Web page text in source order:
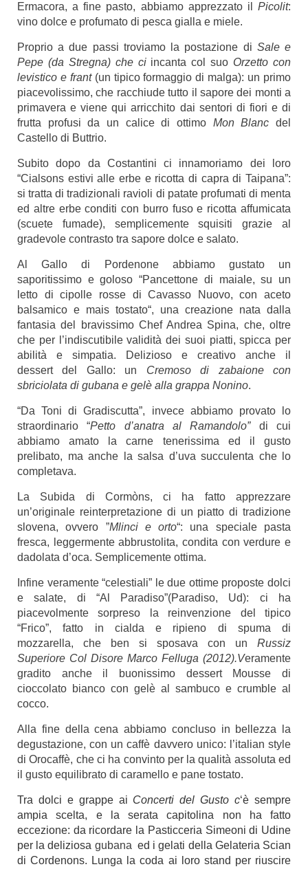
Ermacora, a fine pasto, abbiamo apprezzato il Picolit:
vino dolce e profumato di pesca gialla e miele.
Proprio a due passi troviamo la postazione di Sale e
Pepe (da Stregna) che ciincanta col suo Orzetto con
levistico e frant(un tipico formaggio di malga): un primo
piacevolissimo, che racchiude tutto il sapore dei monti a
primavera e viene qui arricchito dai sentori di fiori e di
frutta profusi da un calice di ottimo Mon Blancdel
Castello di Buttrio.
Subito dopo da Costantini ci innamoriamo dei loro
“Cialsons estivi alle erbe e ricotta di capra di Taipana”:
si tratta di tradizionali ravioli di patate profumati di menta
ed altre erbe conditi con burro fuso e ricotta affumicata
(scuete fumade), semplicemente squisiti grazie al
gradevole contrasto tra sapore dolce e salato.
Al Gallo di Pordenone abbiamo gustato un
saporitissimo e goloso “Pancettone di maiale, su un
letto di cipolle rosse di Cavasso Nuovo, con aceto
balsamico e mais tostato“, una creazione nata dalla
fantasia del bravissimo Chef Andrea Spina, che, oltre
che per l’indiscutibile validità dei suoi piatti, spicca per
abilità e simpatia. Delizioso e creativo anche il
dessert del Gallo: un Cremoso di zabaione con
sbriciolata di gubana e gelè alla grappa Nonino.
“Da Toni di Gradiscutta”, invece abbiamo provato lo
straordinario “Petto d’anatra al Ramandolo”di cui
abbiamo amato la carne tenerissima ed il gusto
prelibato, ma anche la salsa d’uva succulenta che lo
completava.
La Subida di Cormòns, ci ha fatto apprezzare
un’originale reinterpretazione di un piatto di tradizione
slovena, ovvero ”Mlinci e orto“: una speciale pasta
fresca, leggermente abbrustolita, condita con verdure e
dadolata d’oca. Semplicemente ottima.
Infine veramente “celestiali” le due ottime proposte dolci
e salate, di “Al Paradiso”(Paradiso, Ud): ci ha
piacevolmente sorpreso la reinvenzione del tipico
“Frico”, fatto in cialda e ripieno di spuma di
mozzarella, che ben si sposava con un Russiz
Superiore Col Disore Marco Felluga (2012).Veramente
gradito anche il buonissimo dessert Mousse di
cioccolato bianco con gelè al sambuco e crumble al
cocco.
Alla fine della cena abbiamo concluso in bellezza la
degustazione, con un caffè davvero unico: l’italian style
diOrocaffè, che ci ha convinto per la qualità assoluta ed
il gusto equilibrato di caramello e pane tostato.
Tra dolci e grappe ai Concerti del Gusto c‘è sempre
ampia scelta, e la serata capitolina non ha fatto
eccezione: da ricordare la Pasticceria Simeoni di Udine
per la deliziosa gubana ed i gelati della Gelateria Scian
di Cordenons. Lunga la coda ai loro stand per riuscire